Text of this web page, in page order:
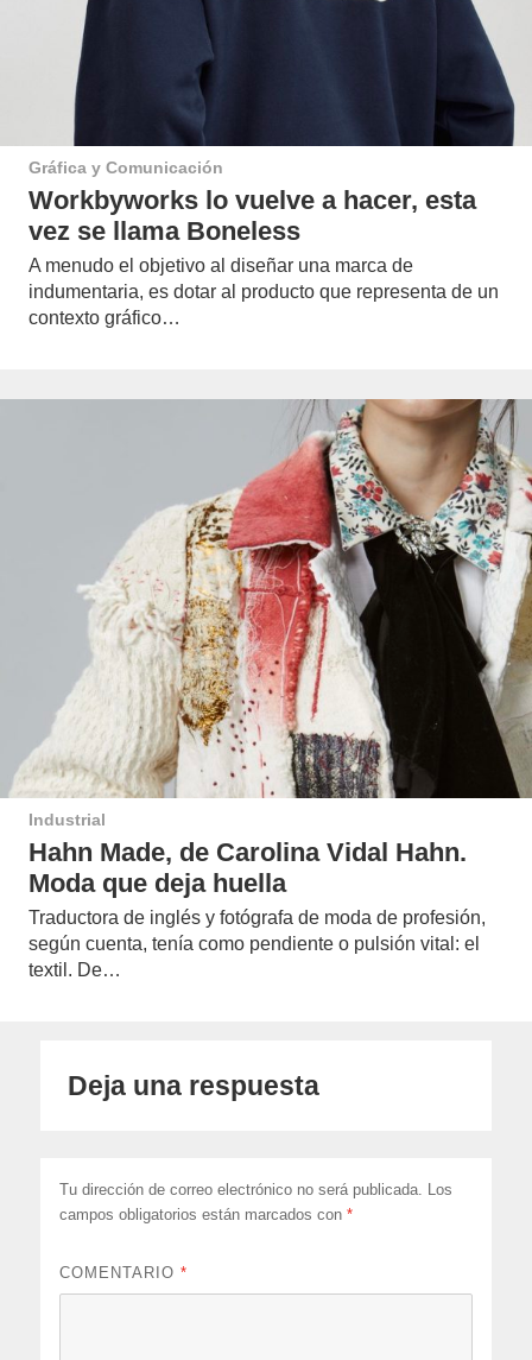
Gráfica y Comunicación
Workbyworks lo vuelve a hacer, esta
vez se llama Boneless
A menudo el objetivo al diseñar una marca de
indumentaria, es dotar al producto que representa de un
contexto gráfico…
Industrial
Hahn Made, de Carolina Vidal Hahn.
Moda que deja huella
Traductora de inglés y fotógrafa de moda de profesión,
según cuenta, tenía como pendiente o pulsión vital: el
textil. De…
Deja una respuesta
Tu dirección de correo electrónico no será publicada. Los
campos obligatorios están marcados con*
COMENTARIO*